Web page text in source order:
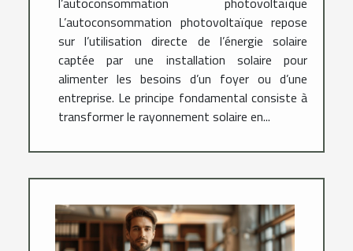
L’autoconsommation photovoltaïque repose
sur l’utilisation directe de l’énergie solaire
captée par une installation solaire pour
alimenter les besoins d’un foyer ou d’une
entreprise. Le principe fondamental consiste à
transformer le rayonnement solaire en...